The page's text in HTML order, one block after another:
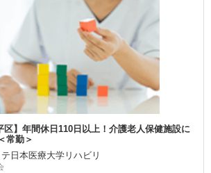
区】年間休日110日以上！介護老人保健施設に
常勤＞
日本医療大学リハビリ